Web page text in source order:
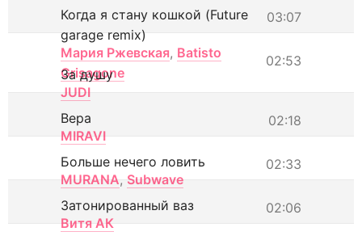
03:07
Когда я стану кошкой (Future
garage remix)
Мария Ржевская, Batisto
Grisagone
02:53
За душу
JUDI
02:18
Вера
MIRAVI
02:33
Больше нечего ловить
MURANA, Subwave
02:06
Затонированный ваз
Витя АК